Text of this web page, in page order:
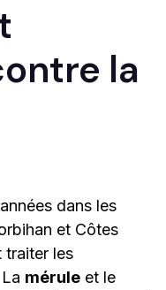
la
dans les
et Côtes
traiter les
mérule et le